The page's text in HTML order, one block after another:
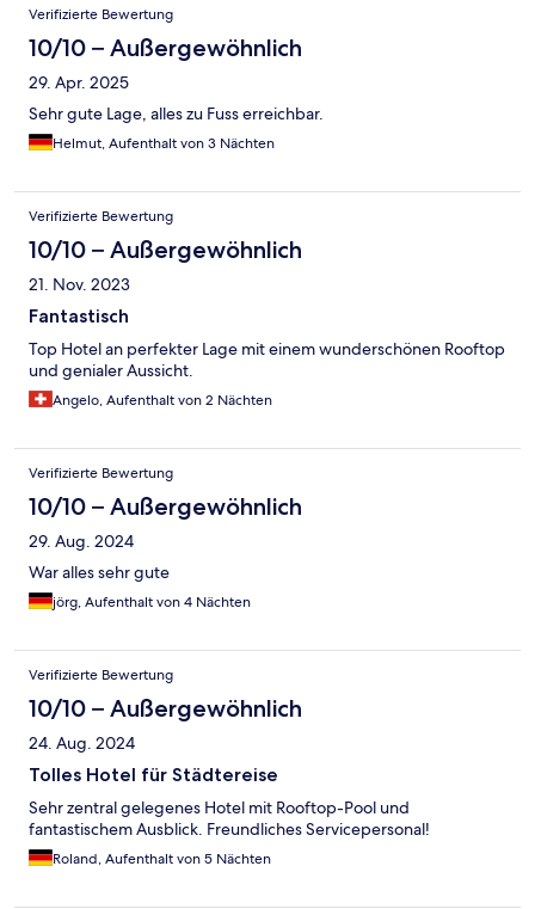
Verifizierte Bewertung
10/10 – Außergewöhnlich
29. Apr. 2025
Sehr gute Lage, alles zu Fuss erreichbar.
Helmut, Aufenthalt von 3 Nächten
Verifizierte Bewertung
10/10 – Außergewöhnlich
21. Nov. 2023
Fantastisch
Top Hotel an perfekter Lage mit einem wunderschönen Rooftop
und genialer Aussicht.
Angelo, Aufenthalt von 2 Nächten
Verifizierte Bewertung
10/10 – Außergewöhnlich
29. Aug. 2024
War alles sehr gute
jörg, Aufenthalt von 4 Nächten
Verifizierte Bewertung
10/10 – Außergewöhnlich
24. Aug. 2024
Tolles Hotel für Städtereise
Sehr zentral gelegenes Hotel mit Rooftop-Pool und
fantastischem Ausblick. Freundliches Servicepersonal!
Roland, Aufenthalt von 5 Nächten